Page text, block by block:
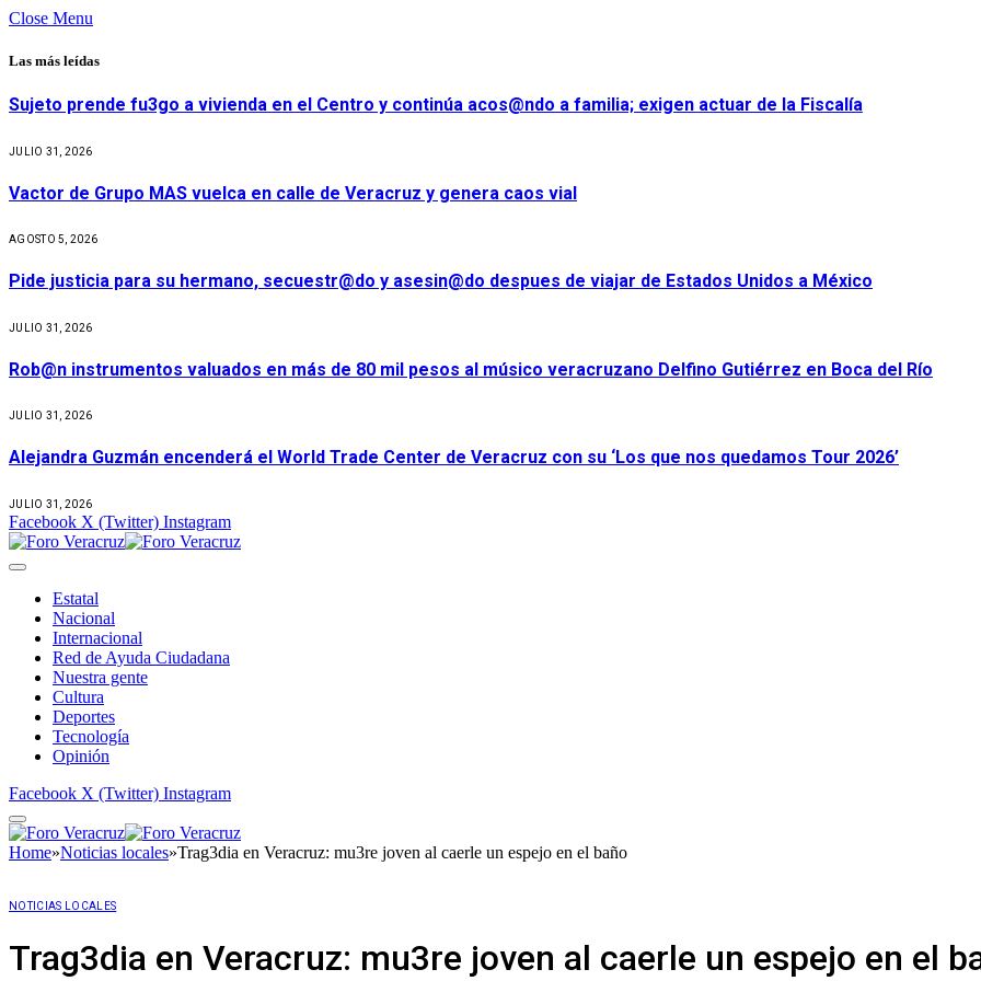
Close Menu
Las más leídas
Sujeto prende fu3go a vivienda en el Centro y continúa acos@ndo a familia; exigen actuar de la Fiscalía
JULIO 31, 2026
Vactor de Grupo MAS vuelca en calle de Veracruz y genera caos vial
AGOSTO 5, 2026
Pide justicia para su hermano, secuestr@do y asesin@do despues de viajar de Estados Unidos a México
JULIO 31, 2026
Rob@n instrumentos valuados en más de 80 mil pesos al músico veracruzano Delfino Gutiérrez en Boca del Río
JULIO 31, 2026
Alejandra Guzmán encenderá el World Trade Center de Veracruz con su ‘Los que nos quedamos Tour 2026’
JULIO 31, 2026
Facebook X (Twitter) Instagram
Estatal
Nacional
Internacional
Red de Ayuda Ciudadana
Nuestra gente
Cultura
Deportes
Tecnología
Opinión
Facebook X (Twitter) Instagram
Home»Noticias locales»Trag3dia en Veracruz: mu3re joven al caerle un espejo en el baño
NOTICIAS LOCALES
Trag3dia en Veracruz: mu3re joven al caerle un espejo en el